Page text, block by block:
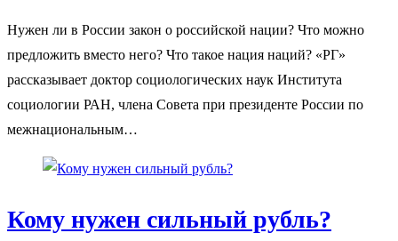
Нужен ли в России закон о российской нации? Что можно
предложить вместо него? Что такое нация наций? «РГ»
рассказывает доктор социологических наук Института
социологии РАН, члена Совета при президенте России по
межнациональным…
Кому нужен сильный рубль?